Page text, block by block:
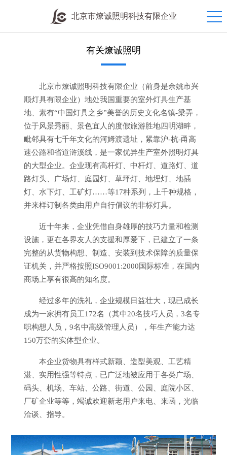
北京市燎诚照明科技有限企业
有关燎诚照明
北京市燎诚照明科技有限企业（前身是余姚市兴
顺灯具有限企业）地处我国重要的室外灯具生产基
地、素有“中国灯具之乡”美誉的历史文化名镇-梁弄，
位于风景秀丽、景色宜人的度假旅游胜地四明湖畔，
毗邻具有七千年文化的河姆渡遗址，紧靠沪-杭-甬高
速公路和省道浒溪线，是一家优异生产室外照明灯具
的大型企业。企业现有高杆灯、中杆灯、道路灯、道
路灯头、广场灯、庭园灯、草坪灯、地埋灯、地插
灯、水下灯、工矿灯……等17种系列，上千种规格，
并来样订制各类由用户自行倡议的非标灯具。
近十年来，企业凭借自身雄厚的技巧力量和检测
设施，更在各界友人的支援和厚爱下，已建立了一条
完整的从货物构想、制造、安装到技术保障的质量保
证机关，并严格按照ISO9001:2000国际标准，在国内
商场上享有很高的知名度。
经过多年的洗礼，企业规模日益壮大，现已成长
成为一家拥有员工172名（其中20名技巧人员，3名专
职构想人员，9名中高级管理人员），年生产能力达
150万套的实体型企业。
本企业货物具有样式新颖、造型美观、工艺精
湛、实用性强等特点，已广泛地被应用于各类广场、
码头、机场、车站、公路、街道、公园、庭院小区、
厂矿企业等等，竭诚欢迎新老用户来电、来函，光临
洽谈、指导。